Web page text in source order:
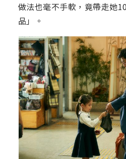
做法也毫不手軟，竟帶走她
品」。